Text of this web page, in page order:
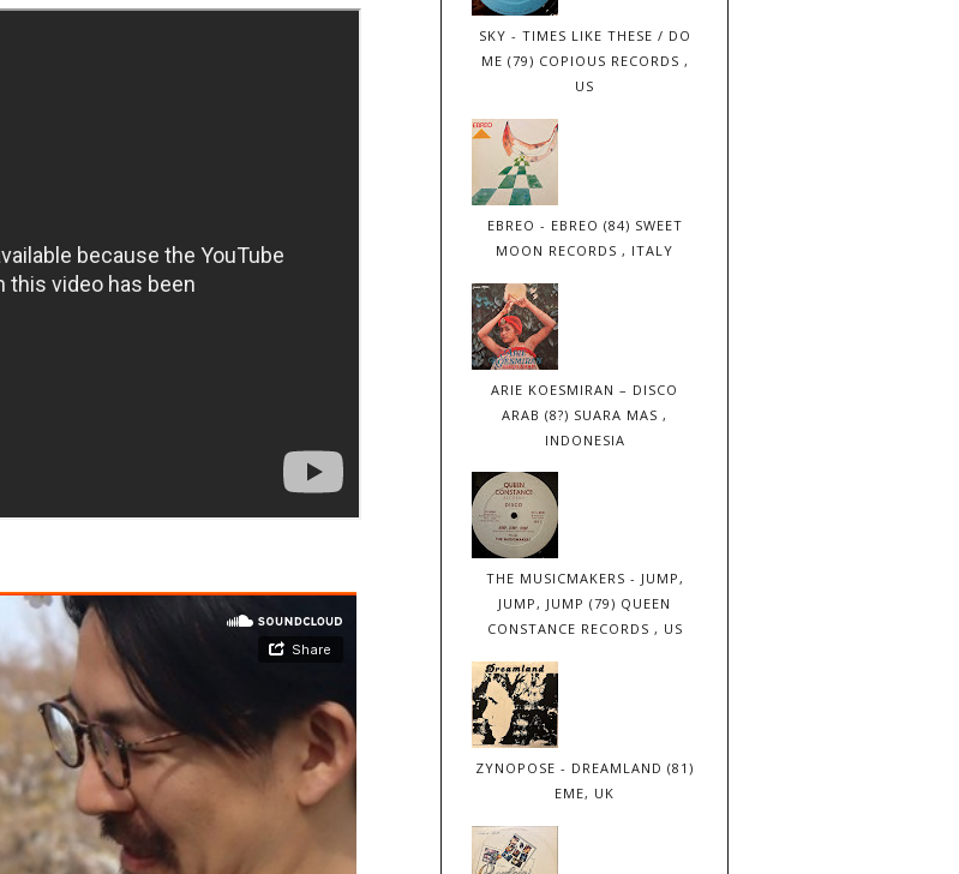
SKY - TIMES LIKE THESE / DO
ME (79) COPIOUS RECORDS ,
US
EBREO - EBREO (84) SWEET
MOON RECORDS , ITALY
ARIE KOESMIRAN – DISCO
ARAB (8?) SUARA MAS ,
INDONESIA
THE MUSICMAKERS - JUMP,
JUMP, JUMP (79) QUEEN
CONSTANCE RECORDS , US
ZYNOPOSE - DREAMLAND (81)
EME, UK